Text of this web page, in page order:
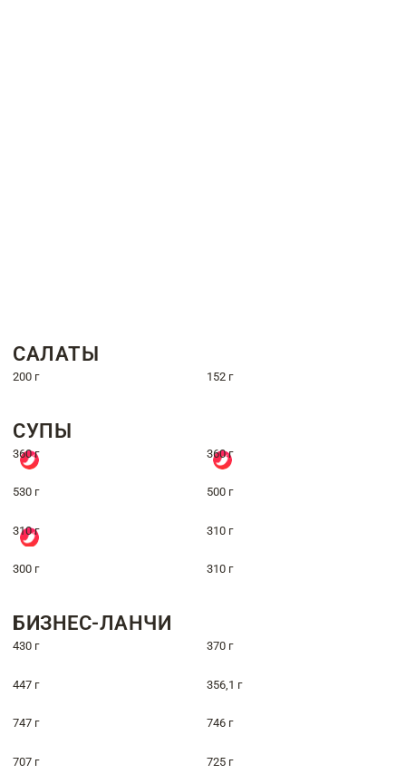
САЛАТЫ
200 г 152 г
СУПЫ
360 г 360 г
530 г 500 г
310 г 310 г
300 г 310 г
БИЗНЕС-ЛАНЧИ
430 г 370 г
447 г 356,1 г
747 г 746 г
707 г 725 г